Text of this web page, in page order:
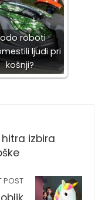
roboti
ljudi pri
košnji?
izbira
POST